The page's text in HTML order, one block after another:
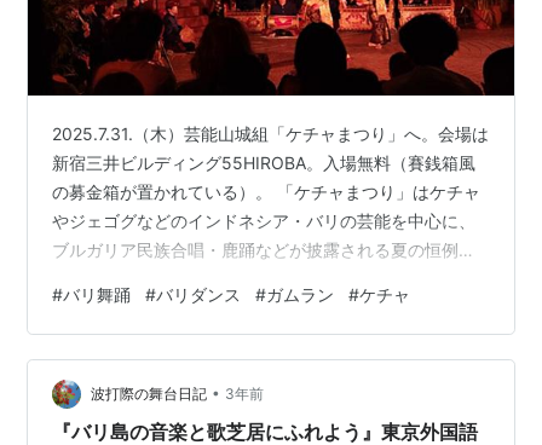
2025.7.31.（木）芸能山城組「ケチャまつり」へ。会場は
新宿三井ビルディング55HIROBA。入場無料（賽銭箱風
の募金箱が置かれている）。 「ケチャまつり」はケチャ
やジェゴグなどのインドネシア・バリの芸能を中心に、
ブルガリア民族合唱・鹿踊などが披露される夏の恒例イ
と、新宿の高層ビルの足元の屋外広場という取り合わせ
も、地に根差したパワーを感じさせる。 この日は途中か
ら、19時からの「ガムランの演奏と踊り」と20時からの
「ケチャ」を観た。 ガムラン演奏の器楽曲は「ウジャ
ン・マス（黄金の雨）」と「ヤマ・サリ」の2曲。「ヤ
#バリ舞踊 #バリダンス #ガムラン #ケチャ
波打際の舞台日記 • 3年前
『バリ島の音楽と歌芝居にふれよう』東京外国語